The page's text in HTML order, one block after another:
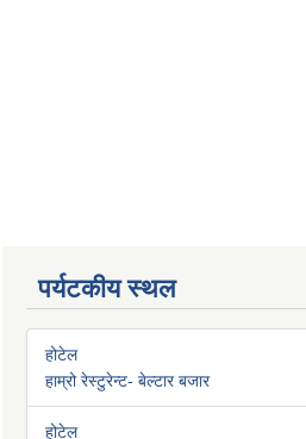
पर्यटकीय स्थल
होटेल
हाम्रो रेस्टुरेन्ट- बेल्टार बजार
होटेल